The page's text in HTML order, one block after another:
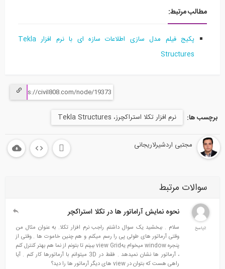
مطالب مرتبط:
پکیج فیلم مدل سازی اطلاعات سازه ای با نرم افزار Tekla
Structures
برچسب ها: نرم افزار تکلا استراکچرز، Tekla Structures
مجتبی اردشیرلاریجانی
سوالات مرتبط
نحوه نمایش آراماتور ها در تکلا استراکچر
سلام . ببخشید یک سوال داشتم راجب نرم افزار تکلا. به عنوان مثال من
وقتی آرماتور های طولی پی را رسم میکنم و هم چنین خاموت ها . وقتی از
پنجره window میخوام یهview Grid ببینم تا بتونم از نما هم بهتر کنترل کنم
، آرماتور ها نشان نمیدهد . فقط در 3D میتوانم با آرماتورها کار کنم . آیا
راهی هست که بتوان در view های دیگر آرماتور ها را دید؟